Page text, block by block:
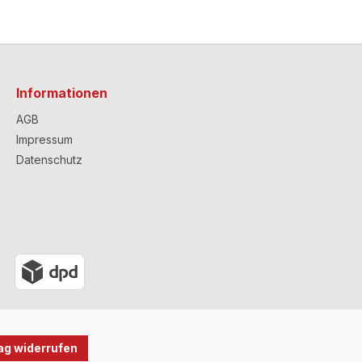
Informationen
AGB
Impressum
Datenschutz
widerrufen